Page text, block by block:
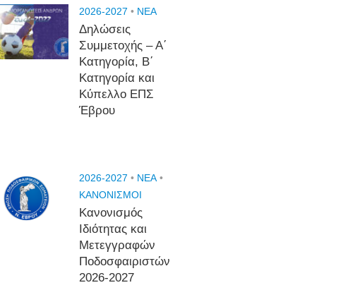
2026-2027 • NEA
Δηλώσεις
Συμμετοχής – Α΄
Κατηγορία, Β΄
Κατηγορία και
Κύπελλο ΕΠΣ
Έβρου
2026-2027 • NEA •
ΚΑΝΟΝΙΣΜΟΙ
Κανονισμός
Ιδιότητας και
Μετεγγραφών
Ποδοσφαιριστών
2026-2027